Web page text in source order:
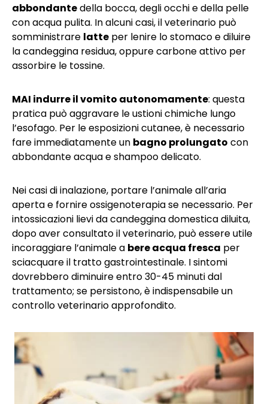
abbondantedella bocca, degli occhi e della pelle
con acqua pulita. In alcuni casi, il veterinario può
somministrare latte per lenire lo stomaco e diluire
la candeggina residua, oppure carbone attivo per
assorbire le tossine.
MAI indurre il vomito autonomamente: questa
pratica può aggravare le ustioni chimiche lungo
l’esofago. Per le esposizioni cutanee, è necessario
fare immediatamente un bagno prolungato con
abbondante acqua e shampoo delicato.
Nei casi di inalazione, portare l’animale all’aria
aperta e fornire ossigenoterapia se necessario. Per
intossicazioni lievi da candeggina domestica diluita,
dopo aver consultato il veterinario, può essere utile
incoraggiare l’animale a bere acqua fresca per
sciacquare il tratto gastrointestinale. I sintomi
dovrebbero diminuire entro 30-45 minuti dal
trattamento; se persistono, è indispensabile un
controllo veterinario approfondito.